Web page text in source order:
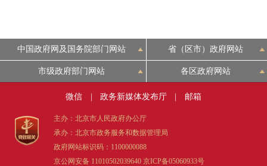
中国政府网及国务院部门网站 省（区市）政府网站
市级政府部门网站 各区政府网站
微信 政务新媒体发布厅 邮箱
主办：北京市人民政府办公厅
承办：北京市政务服务和数据管理局
政府网站标识码：1100000088
京公网安备 11010502039640 京ICP备05060933号